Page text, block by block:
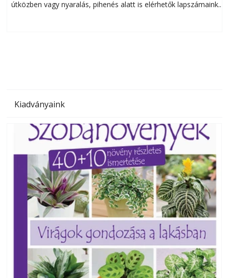
útközben vagy nyaralás, pihenés alatt is elérhetők lapszámaink.
Kiadványaink